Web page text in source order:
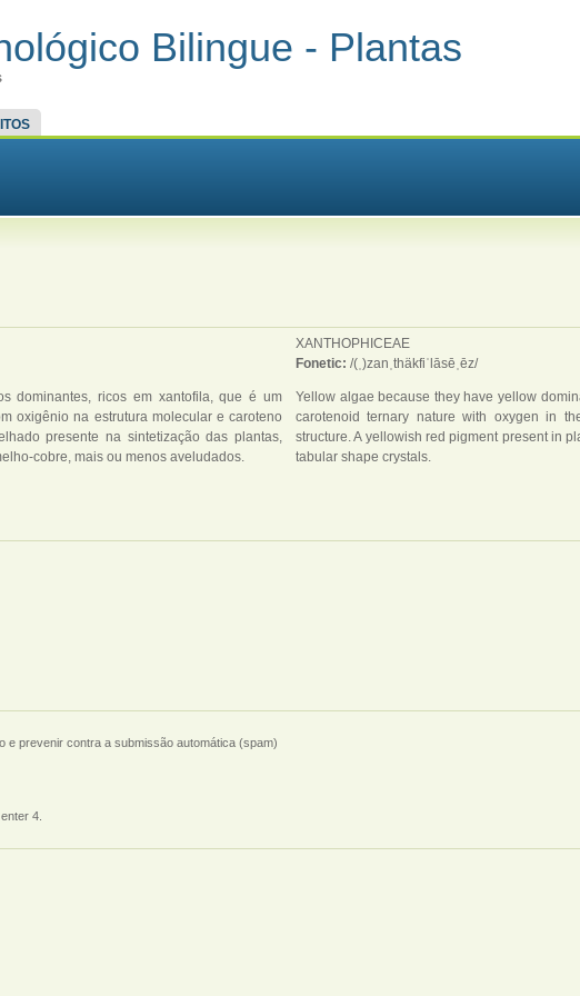
Bilingue - Plantas
dominantes, ricos em xantofila, que é um
oxigênio na estrutura molecular e caroteno
presente na sintetização das plantas,
cobre, mais ou menos aveludados.
XANTHOPHICEAE
Fonetic: /(ˌ)zanˌthäkfiˈlāsēˌēz/
Yellow algae because they have yellow
carotenoid ternary nature with oxygen in
structure. A yellowish red pigment present in
tabular shape crystals.
e prevenir contra a submissão automática (spam)
4.